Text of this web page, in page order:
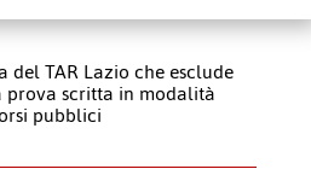
TAR Lazio che esclude
scritta in modalità
pubblici